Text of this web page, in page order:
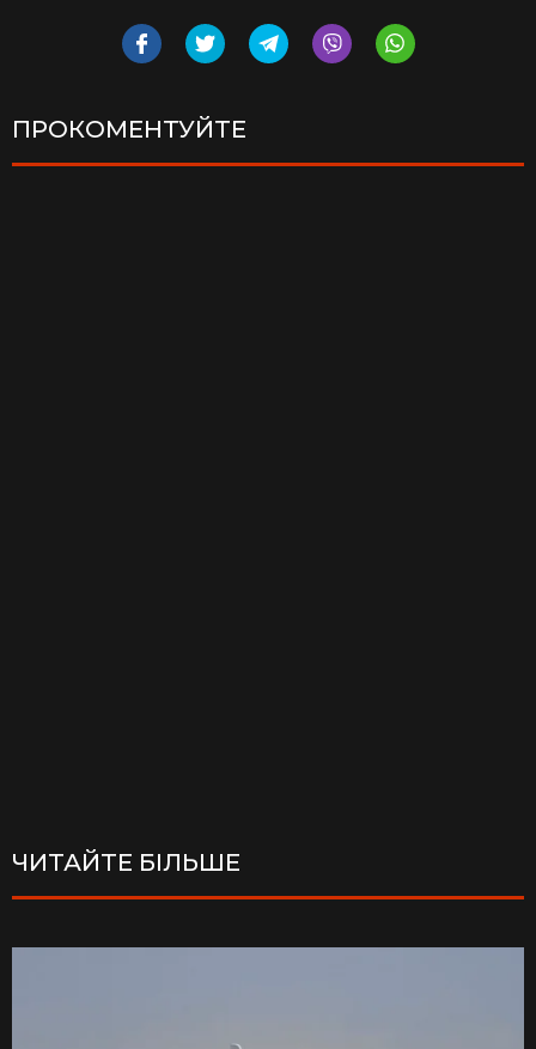
ПРОКОМЕНТУЙТЕ
ЧИТАЙТЕ БІЛЬШЕ